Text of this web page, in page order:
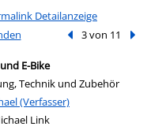
Detailanzeige
Vorheriger Treffer
3 von 11
E-Bike
Technik und Zubehör
diesem Verfasser
(Verfasser)
Link